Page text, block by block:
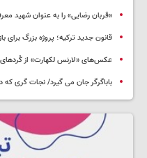
«قربان رضایی» را به عنوان شهید
قانون جدید ترکیه؛ پروژه بزرگ‌ برای
عکس‌های «لارنس لکهارت» از
باباگرگر جان می گیرد/ نجات گری که